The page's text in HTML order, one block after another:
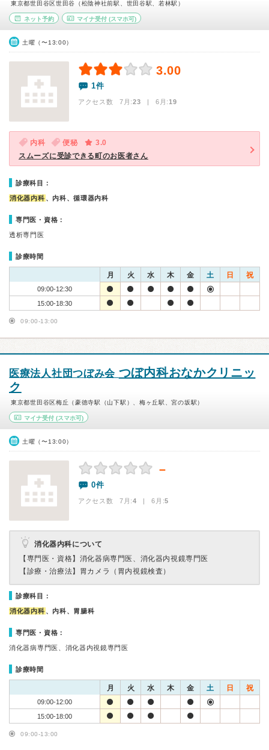
東京都世田谷区世田谷（松陰神社前駅、世田谷駅、若林駅）
ネット予約 マイナ受付(スマホ可)
土曜（〜13:00）
3.00
1件
アクセス数 7月:23 | 6月:19
内科 便秘
3.0
スムーズに受診できる町のお医者さん
診療科目：
消化器内科 、内科、循環器内科
専門医・資格：
透析専門医
診療時間
月 火 水 木 金 土 日 祝
09:00-12:30
15:00-18:30
09:00-13:00
医療法人社団つぼみ会 つぼ内科おなかクリニッ
ク
東京都世田谷区梅丘（豪徳寺駅（山下駅）、梅ヶ丘駅、宮の坂駅）
マイナ受付 (スマホ可)
土曜（〜13:00）
－
0件
アクセス数 7月:4 | 6月:5
消化器内科について
【専門医・資格】 消化器病専門医、消化器内視鏡専門医
【診療・治療法】 胃カメラ（胃内視鏡検査）
診療科目：
消化器内科 、内科、胃腸科
専門医・資格：
消化器病専門医、消化器内視鏡専門医
診療時間
月 火 水 木 金 土 日 祝
09:00-12:00
15:00-18:00
09:00-13:00